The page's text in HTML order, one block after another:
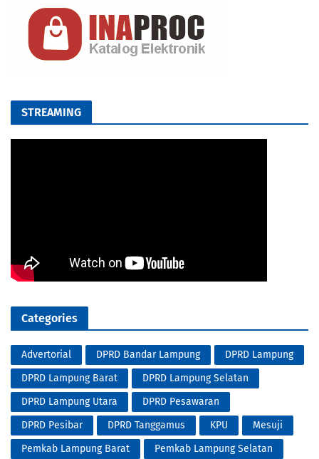
STREAMING
Categories
Advertorial DPRD Bandar Lampung
DPRD Lampung
DPRD Lampung Barat
DPRD Lampung Selatan
DPRD Lampung Utara
DPRD Pesawaran
DPRD Pesibar
DPRD Tanggamus KPU
Mesuji
Pemkab Lampung Barat
Pemkab Lampung Selatan